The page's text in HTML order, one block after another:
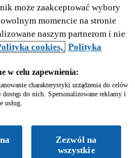
WhatsApp
może zaakceptować wybory
momencie na stronie
naszym partnerom i nie
cookies, Polityka
w celu zapewnienia:
charakterystyki urządzenia do celów
do nich. Spersonalizowane reklamy i
usług.
Zezwól na
wszystkie